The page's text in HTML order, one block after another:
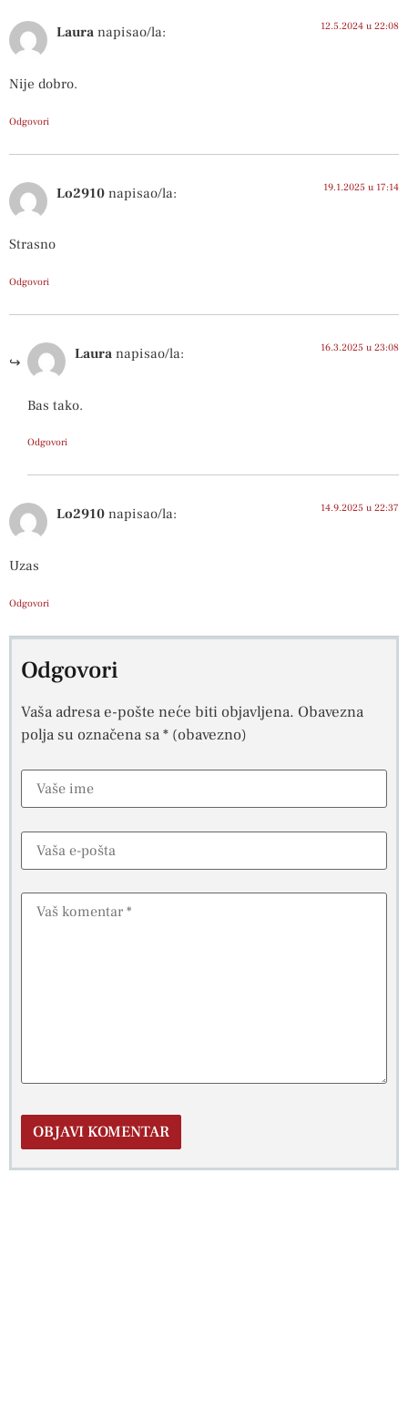
Laura napisao/la: 12.5.2024 u 22:08
Nije dobro.
Odgovori
Lo2910 napisao/la: 19.1.2025 u 17:14
Strasno
Odgovori
Laura napisao/la: 16.3.2025 u 23:08
Bas tako.
Odgovori
Lo2910 napisao/la: 14.9.2025 u 22:37
Uzas
Odgovori
Odgovori
Vaša adresa e-pošte neće biti objavljena. Obavezna
polja su označena sa* (obavezno)